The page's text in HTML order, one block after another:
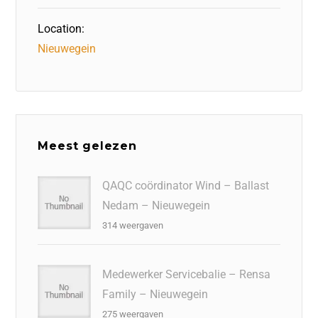
Location:
Nieuwegein
Meest gelezen
QAQC coördinator Wind – Ballast
Nedam – Nieuwegein
314 weergaven
Medewerker Servicebalie – Rensa
Family – Nieuwegein
275 weergaven